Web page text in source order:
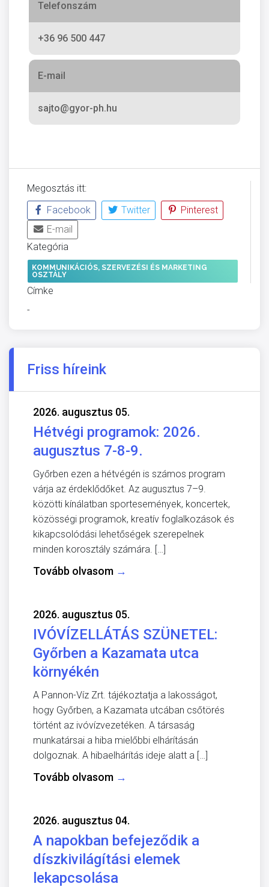
Telefonszám
+36 96 500 447
E-mail
sajto@gyor-ph.hu
Megosztás itt:
Facebook
Twitter
Pinterest
E-mail
Kategória
KOMMUNIKÁCIÓS, SZERVEZÉSI ÉS MARKETING
OSZTÁLY
Címke
-
Friss híreink
2026. augusztus 05.
Hétvégi programok: 2026.
augusztus 7-8-9.
Győrben ezen a hétvégén is számos program
várja az érdeklődőket. Az augusztus 7–9.
közötti kínálatban sportesemények, koncertek,
közösségi programok, kreatív foglalkozások és
kikapcsolódási lehetőségek szerepelnek
minden korosztály számára. […]
Tovább olvasom →
2026. augusztus 05.
IVÓVÍZELLÁTÁS SZÜNETEL:
Győrben a Kazamata utca
környékén
A Pannon-Víz Zrt. tájékoztatja a lakosságot,
hogy Győrben, a Kazamata utcában csőtörés
történt az ivóvízvezetéken. A társaság
munkatársai a hiba mielőbbi elhárításán
dolgoznak. A hibaelhárítás ideje alatt a […]
Tovább olvasom →
2026. augusztus 04.
A napokban befejeződik a
díszkivilágítási elemek
lekapcsolása